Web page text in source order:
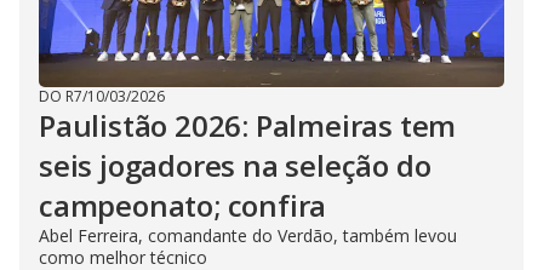
DO R7/10/03/2026
Paulistão 2026: Palmeiras tem
seis jogadores na seleção do
campeonato; confira
Abel Ferreira, comandante do Verdão, também levou
como melhor técnico